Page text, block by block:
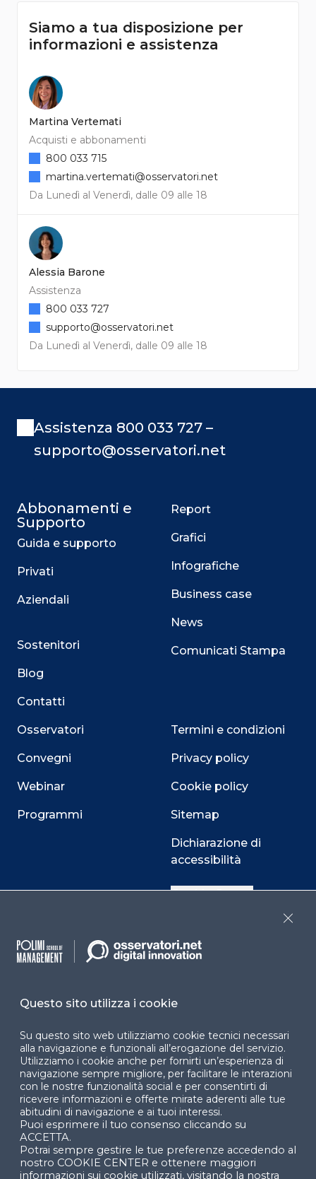
Siamo a tua disposizione per
informazioni e assistenza
Martina Vertemati
Acquisti e abbonamenti
Da Lunedì al Venerdì, dalle 09 alle 18
800 033 715
martina.vertemati@osservatori.net
Alessia Barone
Assistenza
Da Lunedì al Venerdì, dalle 09 alle 18
800 033 727
supporto@osservatori.net
Assistenza 800 033 727 –
supporto@osservatori.net
Abbonamenti e
Supporto
Guida e supporto
Privati
Aziendali
Sostenitori
Blog
Contatti
Osservatori
Convegni
Webinar
Programmi
Report
Grafici
Infografiche
Business case
News
Comunicati Stampa
Termini e condizioni
Privacy policy
Cookie policy
Sitemap
Dichiarazione di
accessibilità
Cookie Center
Facebook LinkedIn
© 2024 Copyright © Politecnico di Milano Dipartimento
di Ingegneria Gestionale
Questo sito utilizza i cookie
Su questo sito web utilizziamo cookie tecnici necessari
alla navigazione e funzionali all’erogazione del servizio.
Utilizziamo i cookie anche per fornirti un’esperienza di
navigazione sempre migliore, per facilitare le interazioni
con le nostre funzionalità social e per consentirti di
ricevere informazioni e offerte mirate aderenti alle tue
abitudini di navigazione e ai tuoi interessi.
Puoi esprimere il tuo consenso cliccando su
ACCETTA.
Potrai sempre gestire le tue preferenze accedendo al
nostro COOKIE CENTER e ottenere maggiori
informazioni sui cookie utilizzati, visitando la nostra